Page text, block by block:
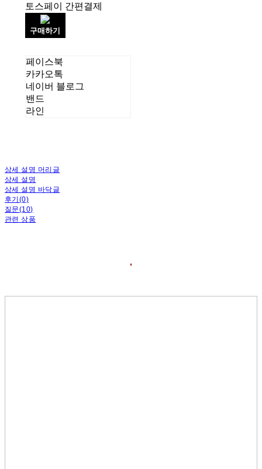
토스페이 간편결제
구매하기
페이스북
카카오톡
네이버 블로그
밴드
라인
상세 설명 머리글
상세 설명
상세 설명 바닥글
후기(0)
질문(10)
관련 상품
❛